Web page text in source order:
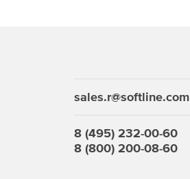
sales.r@softline.com
8 (495) 232-00-60
8 (800) 200-08-60